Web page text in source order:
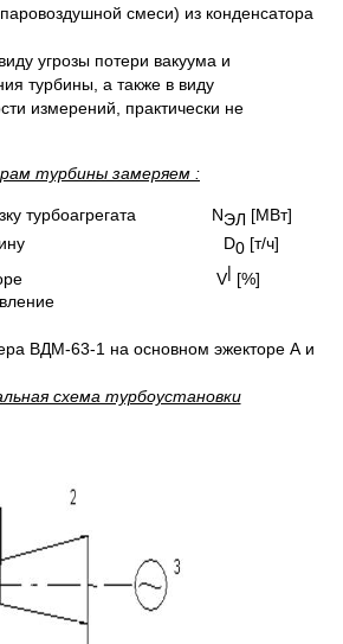
смеси) из конденсатора
угрозы потери вакуума и
турбины, а также в виду
измерений, практически не
турбины замеряем :
турбоагрегата NЭЛ [МВт]
на турбину D0 [т/ч]
V| [%]
давление
ВДМ-63-1 на основном эжекторе А и
схема турбоустановки